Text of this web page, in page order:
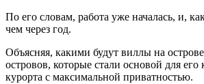
По его словам, работа уже началась, и,
чем через год.
Объясняя, какими будут виллы на
островов, которые стали основой для
курорта с максимальной приватностью.